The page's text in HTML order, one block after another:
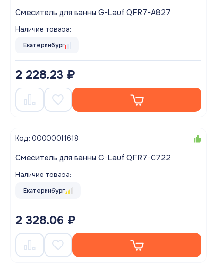
Смеситель для ванны G-Lauf QFR7-A827
Наличие товара:
Екатеринбург
2 228.23 ₽
Код: 00000011618
Смеситель для ванны G-Lauf QFR7-C722
Наличие товара:
Екатеринбург
2 328.06 ₽